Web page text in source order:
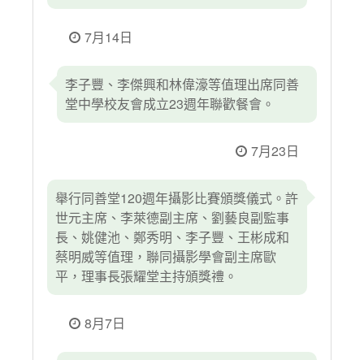
7月14日
李子豐、李傑興和林偉濠等值理出席同善
堂中學校友會成立23週年聯歡餐會。
7月23日
舉行同善堂120週年攝影比賽頒獎儀式。許
世元主席、李萊德副主席、劉藝良副監事
長、姚健池、鄭秀明、李子豐、王彬成和
蔡明威等值理，聯同攝影學會副主席歐
平，理事長張耀堂主持頒獎禮。
8月7日